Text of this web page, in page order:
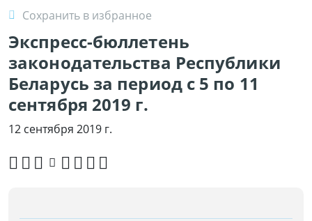
Сохранить в избранное
Экспресс-бюллетень
законодательства Республики
Беларусь за период с 5 по 11
сентября 2019 г.
12 сентября 2019 г.